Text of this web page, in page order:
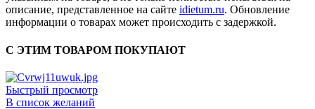
описание, представленное на сайте idietum.ru. Обновление
информации о товарах может происходить с задержкой.
С ЭТИМ ТОВАРОМ ПОКУПАЮТ
Быстрый просмотр
В список желаний